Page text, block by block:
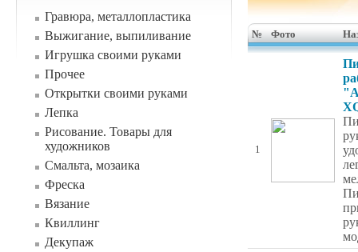
Гравюра, металлопластика
Выжигание, выпиливание
Игрушка своими руками
Прочее
Открытки своими руками
Лепка
Рисование. Товары для
художников
Смальта, мозаика
Фреска
Вязание
Квиллинг
Декупаж
№ Фото
1